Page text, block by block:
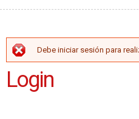
MENSAJE DE
Debe iniciar sesión para
Login